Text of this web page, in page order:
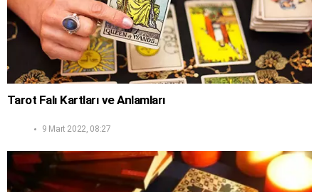
Tarot Falı Kartları ve Anlamları
9 Mart 2022, 08:27